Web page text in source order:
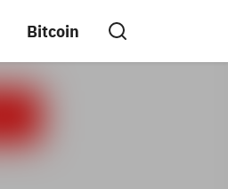
Bitcoin